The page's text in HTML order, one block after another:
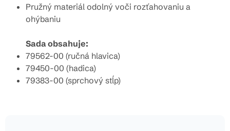
Pružný materiál odolný voči rozťahovaniu a
ohýbaniu
Sada obsahuje:
79562-00 (ručná hlavica)
79450-00 (hadica)
79383-00 (sprchový stĺp)